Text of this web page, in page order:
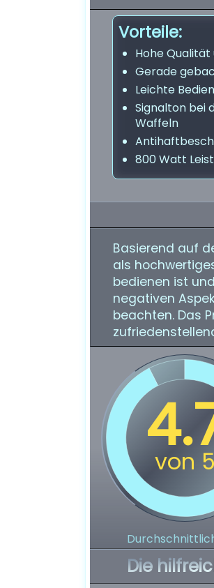
Vorteile:
Hohe
Gerade
Leichte
Signalton bei
Waffeln
800 Watt
Basierend auf
als
bedienen ist
negativen
beachten. Das
Die